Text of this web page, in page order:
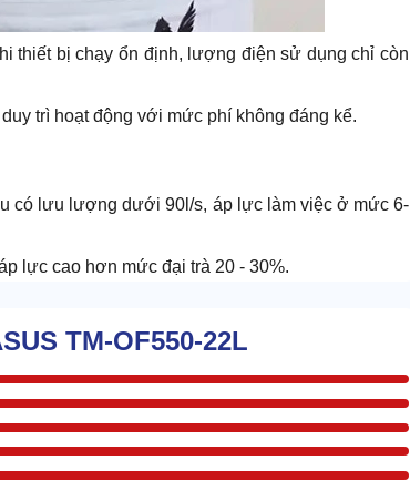
thiết bị chạy ổn định, lượng điện sử dụng chỉ còn
trì hoạt động với mức phí không đáng kể.
có lưu lượng dưới 90l/s, áp lực làm việc ở mức 6-
lực cao hơn mức đại trà 20 - 30%.
TM-OF550-22L